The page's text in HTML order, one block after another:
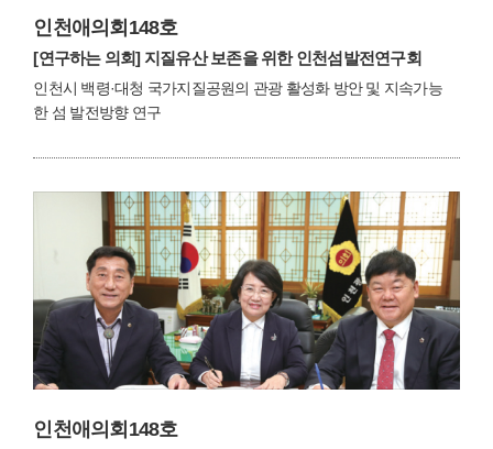
인천애의회148호
[연구하는 의회]지질유산 보존을 위한 인천섬발전연구회
인천시 백령·대청 국가지질공원의 관광 활성화 방안 및 지속가능
한 섬 발전방향 연구
인천애의회148호